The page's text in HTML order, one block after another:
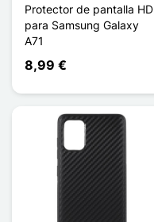
Protector de pantalla HD
para Samsung Galaxy
A71
8,99 €